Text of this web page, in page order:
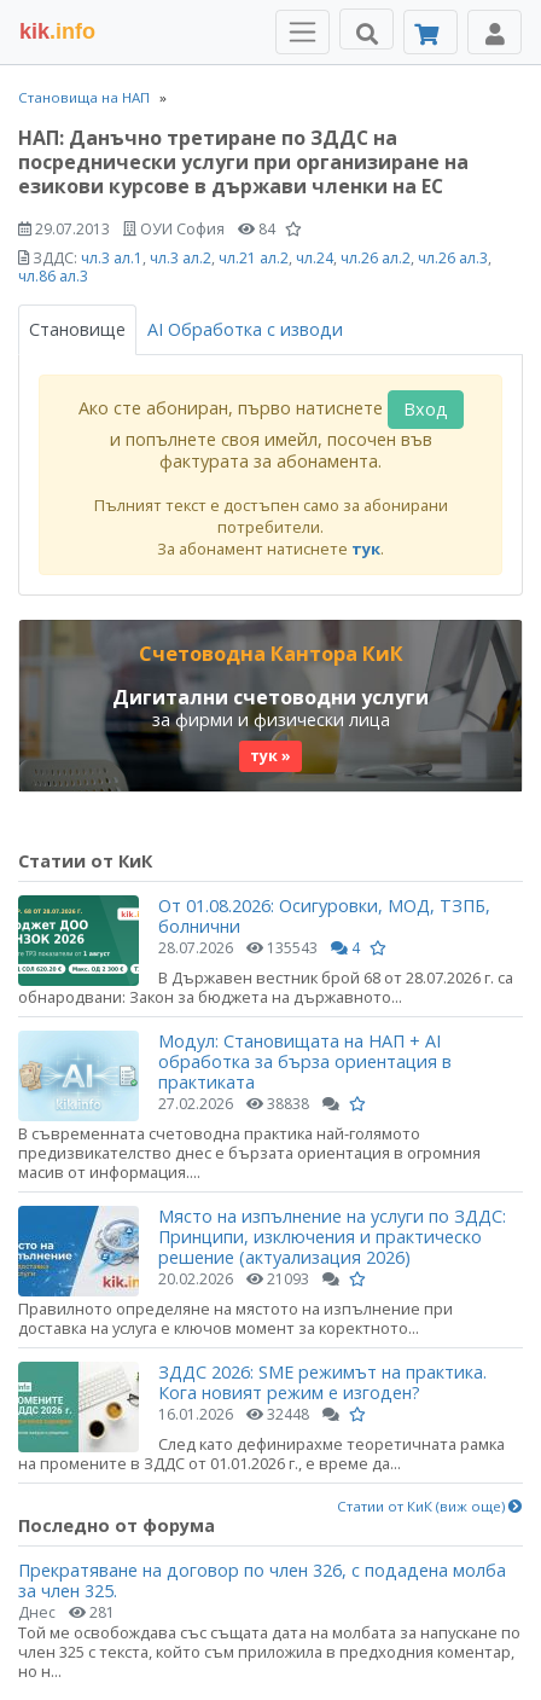
kik.info
Становища на НАП
НАП: Данъчно третиране по ЗДДС на
посреднически услуги при организиране на
езикови курсове в държави членки на ЕС
29.07.2013 ОУИ София
84
ЗДДС: чл.3 ал.1 , чл.3 ал.2, чл.21 ал.2, чл.24, чл.26 ал.2, чл.26 ал.3,
чл.86 ал.3
Становище AI Обработка с изводи
Ако сте абониран, първо натиснете
Вход
и попълнете своя имейл, посочен във
фактурата за абонамента.
Пълният текст е достъпен само за абонирани
потребители.
За абонамент натиснете тук.
Счетоводна Кантора КиК
Дигитални счетоводни услуги
за фирми и физически лица
тук »
Статии от КиК
От 01.08.2026: Осигуровки, МОД, ТЗПБ,
болнични
28.07.2026 135543 4
В Държавен вестник брой 68 от 28.07.2026 г. са
обнародвани: Закон за бюджета на държавното...
Модул: Становищата на НАП + AI
обработка за бърза ориентация в
практиката
27.02.2026 38838
В съвременната счетоводна практика най-голямото
предизвикателство днес е бързата ориентация в огромния
масив от информация....
Място на изпълнение на услуги по ЗДДС:
Принципи, изключения и практическо
решение (актуализация 2026)
20.02.2026 21093
Правилното определяне на мястото на изпълнение при
доставка на услуга е ключов момент за коректното...
ЗДДС 2026: SME режимът на практика.
Кога новият режим е изгоден?
16.01.2026 32448
След като дефинирахме теоретичната рамка
на промените в ЗДДС от 01.01.2026 г., е време да...
Статии от КиК (виж още)
Последно от форума
Прекратяване на договор по член 326, с подадена молба
за член 325.
Днес 281
Той ме освобождава със същата дата на молбата за напускане по
член 325 с текста, който съм приложила в предходния коментар,
но н...